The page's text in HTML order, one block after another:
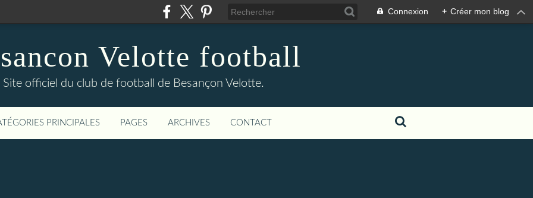
Connexion + Créer mon blog
Velotte football
Site officiel du club de football de Besançon Velotte.
PRINCIPALES PAGES ARCHIVES CONTACT